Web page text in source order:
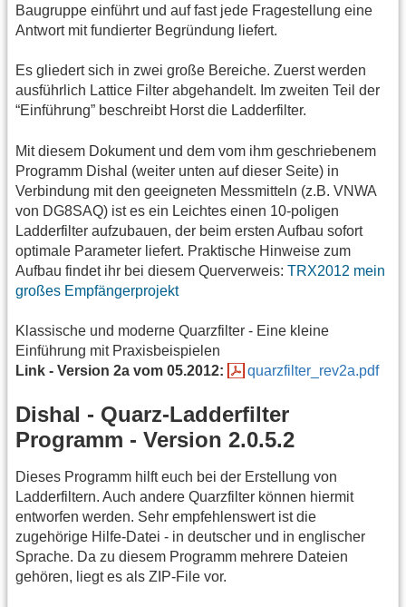
Baugruppe einführt und auf fast jede Fragestellung eine
Antwort mit fundierter Begründung liefert.
Es gliedert sich in zwei große Bereiche. Zuerst werden
ausführlich Lattice Filter abgehandelt. Im zweiten Teil der
“Einführung” beschreibt Horst die Ladderfilter.
Mit diesem Dokument und dem vom ihm geschriebenem
Programm Dishal (weiter unten auf dieser Seite) in
Verbindung mit den geeigneten Messmitteln (z.B. VNWA
von DG8SAQ) ist es ein Leichtes einen 10-poligen
Ladderfilter aufzubauen, der beim ersten Aufbau sofort
optimale Parameter liefert. Praktische Hinweise zum
Aufbau findet ihr bei diesem Querverweis: TRX2012 mein
großes Empfängerprojekt
Klassische und moderne Quarzfilter - Eine kleine
Einführung mit Praxisbeispielen
Link - Version 2a vom 05.2012:
quarzfilter_rev2a.pdf
Dishal - Quarz-Ladderfilter
Programm - Version 2.0.5.2
Dieses Programm hilft euch bei der Erstellung von
Ladderfiltern. Auch andere Quarzfilter können hiermit
entworfen werden. Sehr empfehlenswert ist die
zugehörige Hilfe-Datei - in deutscher und in englischer
Sprache. Da zu diesem Programm mehrere Dateien
gehören, liegt es als ZIP-File vor.